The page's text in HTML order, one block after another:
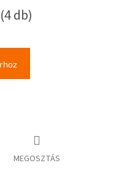
(4 db)
MEGOSZTÁS